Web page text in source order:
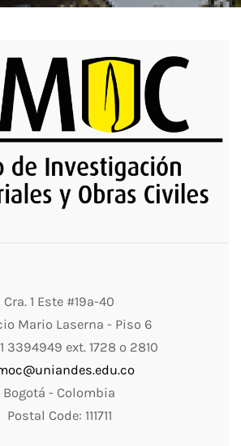
Cra. 1 Este #19a-40
Mario Laserna - Piso 6
3394949 ext. 1728 o 2810
Bogotá - Colombia
Postal Code: 111711